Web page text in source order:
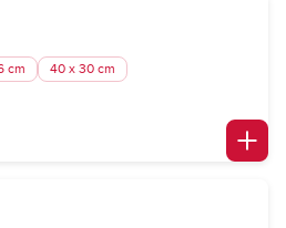
cm
40 x 30 cm